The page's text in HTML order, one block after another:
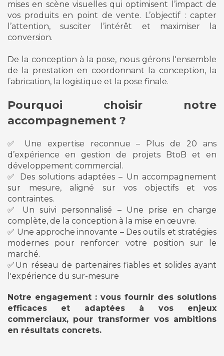
mises en scène visuelles qui optimisent l’impact de
vos produits en point de vente. L’objectif : capter
l’attention, susciter l’intérêt et maximiser la
conversion.
De la conception à la pose, nous gérons l'ensemble
de la prestation en coordonnant la conception, la
fabrication, la logistique et la pose finale.
Pourquoi choisir notre
accompagnement ?
✅ Une expertise reconnue – Plus de 20 ans
d’expérience en gestion de projets BtoB et en
développement commercial.
✅ Des solutions adaptées – Un accompagnement
sur mesure, aligné sur vos objectifs et vos
contraintes.
✅ Un suivi personnalisé – Une prise en charge
complète, de la conception à la mise en œuvre.
✅ Une approche innovante – Des outils et stratégies
modernes pour renforcer votre position sur le
marché.
✅Un réseau de partenaires fiables et solides ayant
l'expérience du sur-mesure
Notre engagement : vous fournir des solutions
efficaces et adaptées à vos enjeux
commerciaux, pour transformer vos ambitions
en résultats concrets.